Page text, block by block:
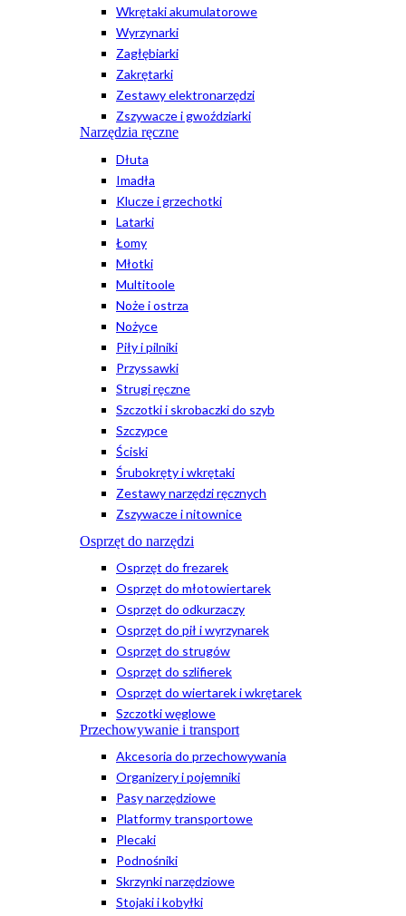
Wkrętaki akumulatorowe
Wyrzynarki
Zagłębiarki
Zakrętarki
Zestawy elektronarzędzi
Zszywacze i gwoździarki
Narzędzia ręczne
Dłuta
Imadła
Klucze i grzechotki
Latarki
Łomy
Młotki
Multitoole
Noże i ostrza
Nożyce
Piły i pilniki
Przyssawki
Strugi ręczne
Szczotki i skrobaczki do szyb
Szczypce
Ściski
Śrubokręty i wkrętaki
Zestawy narzędzi ręcznych
Zszywacze i nitownice
Osprzęt do narzędzi
Osprzęt do frezarek
Osprzęt do młotowiertarek
Osprzęt do odkurzaczy
Osprzęt do pił i wyrzynarek
Osprzęt do strugów
Osprzęt do szlifierek
Osprzęt do wiertarek i wkrętarek
Szczotki węglowe
Przechowywanie i transport
Akcesoria do przechowywania
Organizery i pojemniki
Pasy narzędziowe
Platformy transportowe
Plecaki
Podnośniki
Skrzynki narzędziowe
Stojaki i kobyłki